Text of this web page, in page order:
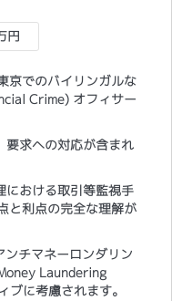
円
京でのバイリンガルな
Crime) オフィサー
要求への対応が含まれ
における取引等監視手
と利点の完全な理解が
チマネーロンダリン
Laundering
に考慮されます。